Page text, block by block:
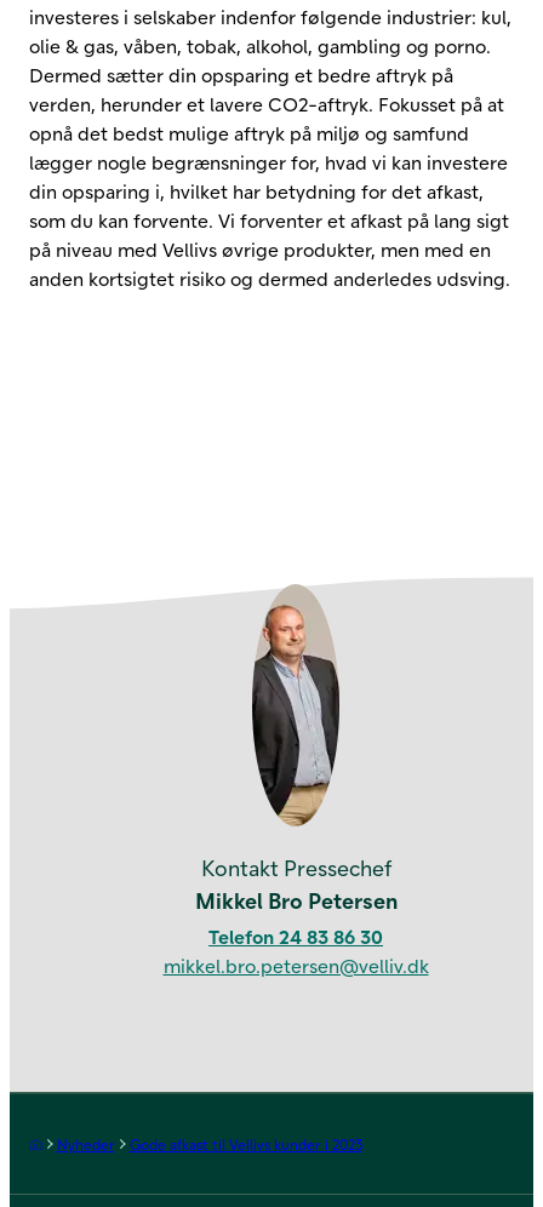
investeres i selskaber indenfor følgende industrier: kul,
olie & gas, våben, tobak, alkohol, gambling og porno.
Dermed sætter din opsparing et bedre aftryk på
verden, herunder et lavere CO2-aftryk. Fokusset på at
opnå det bedst mulige aftryk på miljø og samfund
lægger nogle begrænsninger for, hvad vi kan investere
din opsparing i, hvilket har betydning for det afkast,
som du kan forvente. Vi forventer et afkast på lang sigt
på niveau med Vellivs øvrige produkter, men med en
anden kortsigtet risiko og dermed anderledes udsving.
Kontakt Pressechef
Mikkel Bro Petersen
Telefon 24 83 86 30
mikkel.bro.petersen@velliv.dk
Forside
Nyheder Gode afkast til Vellivs kunder i 2023